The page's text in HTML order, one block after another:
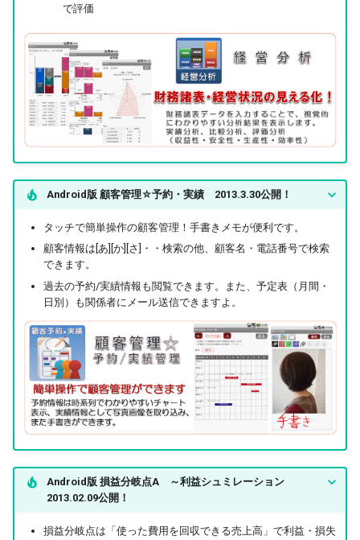
で評価
Android版 顧客管理☆予約・実績 2013.3.30公開！
タッチで簡単操作の顧客管理！手書きメモが便利です。
顧客情報は[あ][か][さ]・・検索の他、顧客名・電話番号で検索
できます。
過去の予約/実績情報も閲覧できます。また、予定表（月間・
日別）も関係者にメール送信できますよ。
Android版 損益分岐点A ～利益シュミレーション
2013.02.09公開！
損益分岐点は「使った費用を回収できる売上高」で利益・損失